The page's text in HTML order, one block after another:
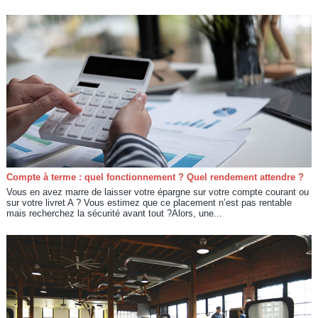
Compte à terme : quel fonctionnement ? Quel rendement attendre ?
Vous en avez marre de laisser votre épargne sur votre compte courant ou
sur votre livret A ? Vous estimez que ce placement n’est pas rentable
mais recherchez la sécurité avant tout ?Alors, une...